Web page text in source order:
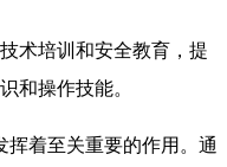
术培训和安全教育，提
和操作技能。
挥着至关重要的作用。通